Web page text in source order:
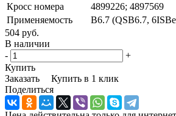
Кросс номера
4899226; 4897569
Применяемость
B6.7 (QSB6.7,
504 руб.
В наличии
-
+
Купить
Заказать
Купить в 1 клик
Поделиться